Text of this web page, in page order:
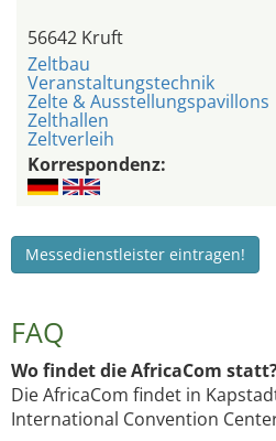
56642 Kruft
Zeltbau
Veranstaltungstechnik
Zelte & Ausstellungspavillons
Zelthallen
Zeltverleih
Korrespondenz:
Messedienstleister eintragen!
FAQ
Wo findet die AfricaCom
Die AfricaCom findet in
International Convention